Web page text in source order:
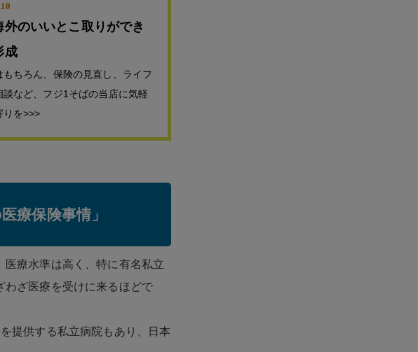
外のいいとこ取りができ
成
もちろん、保険の見直し、ライフ
談など、フジ1そばの当店に気軽
りを>>>
療保険事情」
療水準は高く、特に有名私立
わざ医療を受けに来るほどで
提供する私立病院もあり、日本